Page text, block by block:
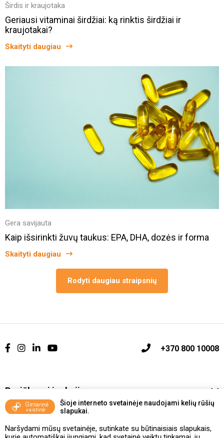
Šioje interneto svetainėje naudojami kelių rūšių
slapukai.
Naršydami mūsų svetainėje, sutinkate su būtinaisiais slapukais,
Širdis ir kraujotaka
Geriausi vitaminai širdžiai: ką rinktis širdžiai ir
kraujotakai?
Skaityti daugiau
Gera savijauta
Kaip išsirinkti žuvų taukus: EPA, DHA, dozės ir forma
Skaityti daugiau
Rodyti daugiau straipsnių
+370 800 10008
Pasiūlymai ir akcijos
Vakcinavimo tvarka ir taisyklės
Kontaktai ir Karjera